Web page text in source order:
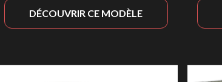
DÉCOUVRIR CE MODÈLE